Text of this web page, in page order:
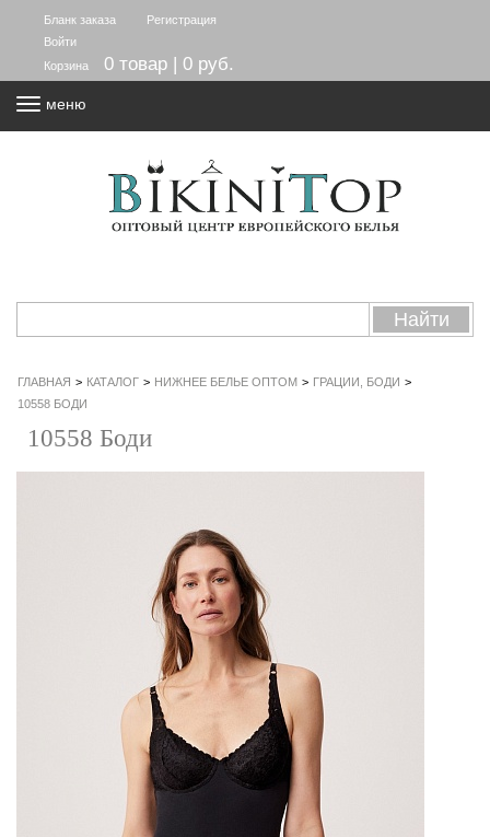
Бланк заказа
Регистрация
Войти
Корзина
0 товар | 0 руб.
меню
ГЛАВНАЯ > КАТАЛОГ > НИЖНЕЕ БЕЛЬЕ ОПТОМ > ГРАЦИИ, БОДИ >
10558 БОДИ
10558 Боди